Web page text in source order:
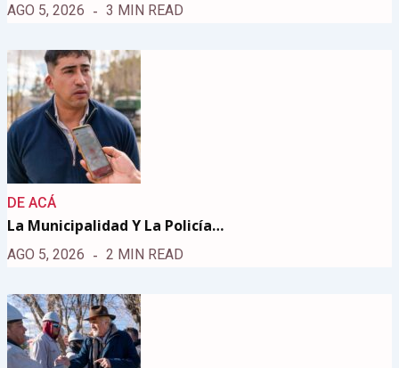
AGO 5, 2026 3 MIN READ
DE ACÁ
La Municipalidad Y La Policía…
AGO 5, 2026 2 MIN READ